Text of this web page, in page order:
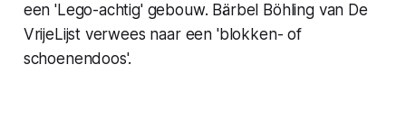
een 'Lego-achtig' gebouw. Bärbel Böhling van De
VrijeLijst verwees naar een 'blokken- of
schoenendoos'.